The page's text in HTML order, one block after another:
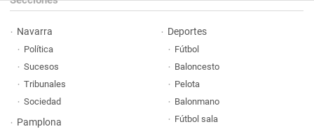
Navarra
Política
Sucesos
Tribunales
Sociedad
Pamplona
Deportes
Fútbol
Baloncesto
Pelota
Balonmano
Fútbol sala